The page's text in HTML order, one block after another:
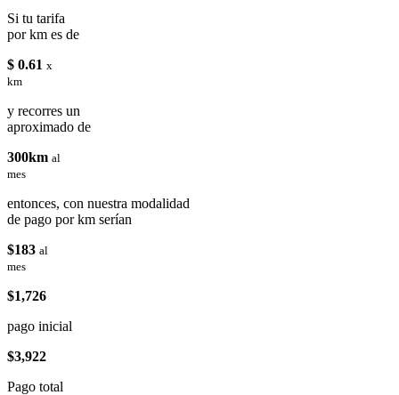
Si tu tarifa
por km es de
$ 0.61 x
km
y recorres un
aproximado de
300km al
mes
entonces, con nuestra modalidad
de pago por km serían
$183 al
mes
$1,726
pago inicial
$3,922
Pago total